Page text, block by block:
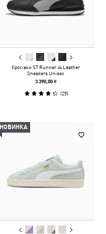
Кросівки ST Runner v4 Leather
Sneakers Unisex
3 390,00 ₴
(25)
НОВИНКА